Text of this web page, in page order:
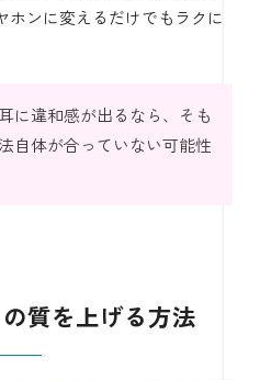
ホンに変えるだけでもラクに
に違和感が出るなら、そも
自体が合っていない可能性
質を上げる方法